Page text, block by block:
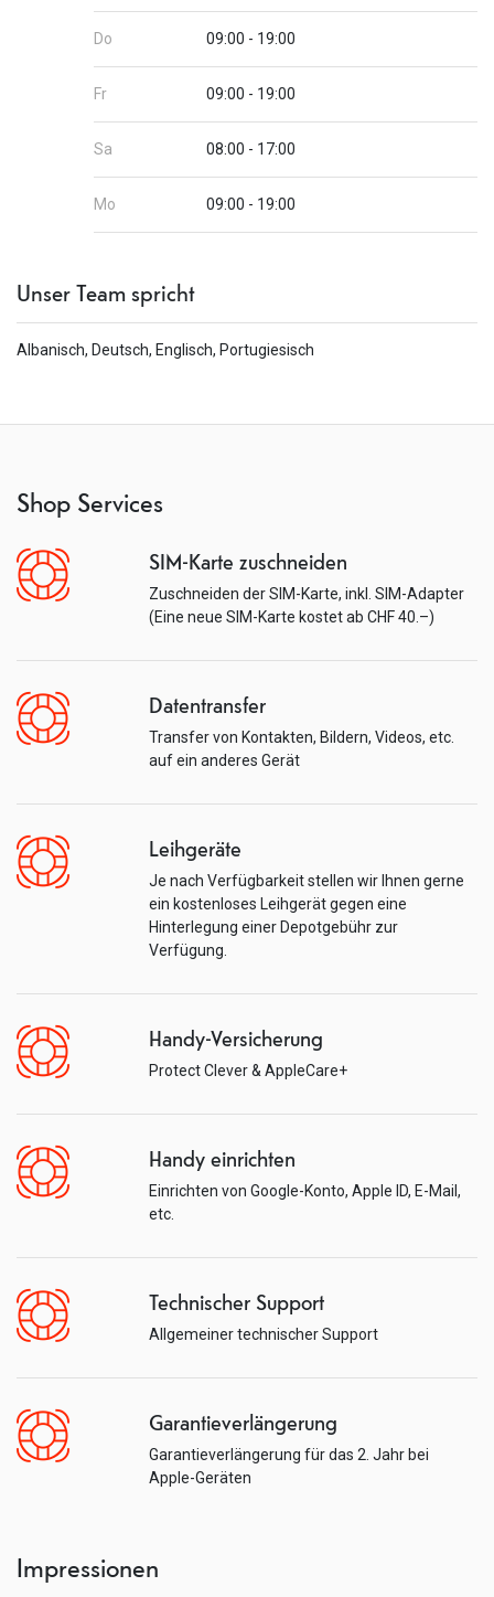
Do 09:00 - 19:00
Fr 09:00 - 19:00
Sa 08:00 - 17:00
Mo 09:00 - 19:00
Unser Team spricht
Albanisch, Deutsch, Englisch, Portugiesisch
Shop Services
SIM-Karte zuschneiden
Zuschneiden der SIM-Karte, inkl. SIM-Adapter
(Eine neue SIM-Karte kostet ab CHF 40.–)
Datentransfer
Transfer von Kontakten, Bildern, Videos, etc.
auf ein anderes Gerät
Leihgeräte
Je nach Verfügbarkeit stellen wir Ihnen gerne
ein kostenloses Leihgerät gegen eine
Hinterlegung einer Depotgebühr zur
Verfügung.
Handy-Versicherung
Protect Clever & AppleCare+
Handy einrichten
Einrichten von Google-Konto, Apple ID, E-Mail,
etc.
Technischer Support
Allgemeiner technischer Support
Garantieverlängerung
Garantieverlängerung für das 2. Jahr bei
Apple-Geräten
Impressionen